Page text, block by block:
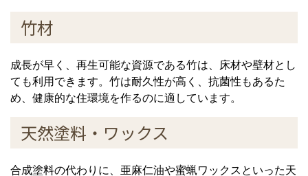
竹材
成長が早く、再生可能な資源である竹は、床材や壁材とし
ても利用できます。竹は耐久性が高く、抗菌性もあるた
め、健康的な住環境を作るのに適しています。
天然塗料・ワックス
合成塗料の代わりに、亜麻仁油や蜜蝋ワックスといった天